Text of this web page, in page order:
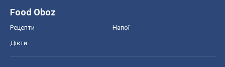
Food Oboz
Рецепти Напої
Дієти